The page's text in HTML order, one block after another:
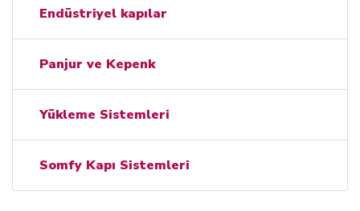
Endüstriyel kapılar
Panjur ve Kepenk
Yükleme Sistemleri
Somfy Kapı Sistemleri